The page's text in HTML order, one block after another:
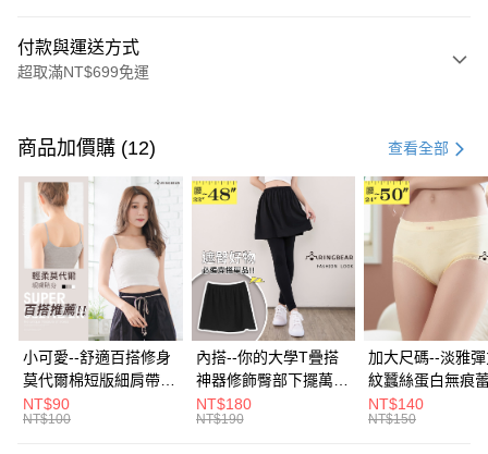
付款與運送方式
超取滿NT$699免運
信用卡一次付款
超商取貨付款
LINE Pay
Apple Pay
街口支付
悠遊付
Google Pay
全盈+PAY
商品加價購 (12) 查看全部
小可愛--舒適百搭修身
莫代爾棉短版細肩帶素
色背心(白.黑.灰L-2L)-
U582眼圈熊中大尺碼
NT$90
NT$100
內搭--你的大學T疊搭
神器修飾臀部下擺萬用
內搭裙/遮臀裙(黑2L-
6L)-Q155眼圈熊中大
NT$180
NT$190
加大尺碼--淡雅
紋蠶絲蛋白無痕
角內褲(白.粉.藍.
3L)-L28眼圈熊中
NT$140
NT$150